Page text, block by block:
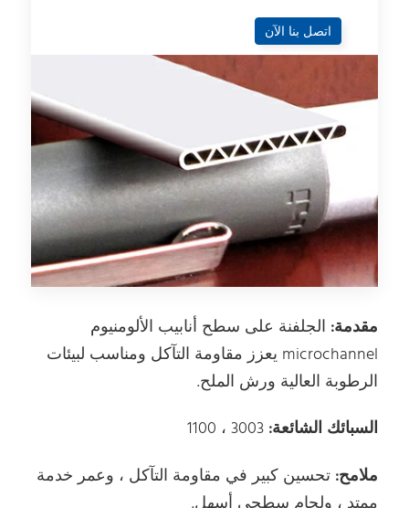
اتصل بنا الآن
مقدمة: الجلفنة على سطح أنابيب الألومنيوم
microchannel يعزز مقاومة التآكل ومناسب لبيئات
الرطوبة العالية ورش الملح.
السبائك الشائعة: 3003 ، 1100
ملامح: تحسين كبير في مقاومة التآكل ، وعمر خدمة